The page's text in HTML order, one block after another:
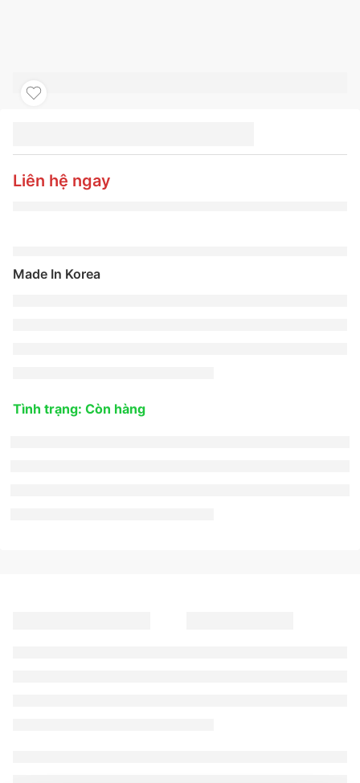
275/40ZR20Y XL
VENTUS S1 EVO3 SUV
Liên hệ ngay
Made In Korea
Tình trạng: Còn hàng